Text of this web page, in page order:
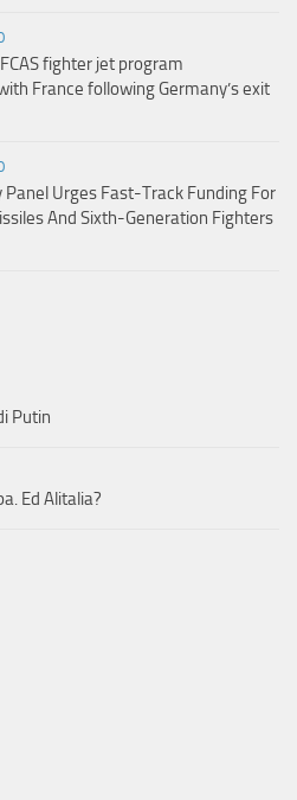
fighter jet program
France following Germany’s exit
Urges Fast-Track Funding For
And Sixth-Generation Fighters
Putin
Ed Alitalia?